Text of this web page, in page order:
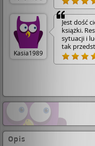
Bardzo
Kasia1989
Jest dość
książki.
sytuacji i
tak
dwóch/
Opis